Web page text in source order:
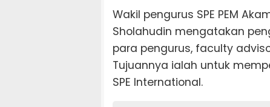
Wakil pengurus SPE PEM
Sholahudin mengatakan
para pengurus, faculty
Tujuannya ialah untuk
SPE International.